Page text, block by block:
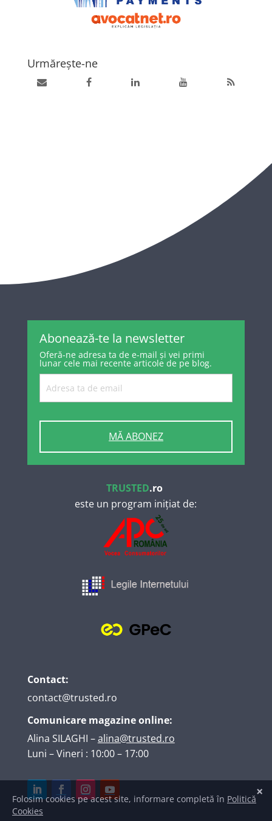
Urmărește-ne
Abonează-te la newsletter
Oferă-ne adresa ta de e-mail și vei primi
lunar cele mai recente articole de pe blog.
MĂ ABONEZ
TRUSTED.ro
este un program inițiat de:
Contact:
contact@trusted.ro
Comunicare magazine online:
Alina SILAGHI –alina@trusted.ro
Luni – Vineri : 10:00 – 17:00